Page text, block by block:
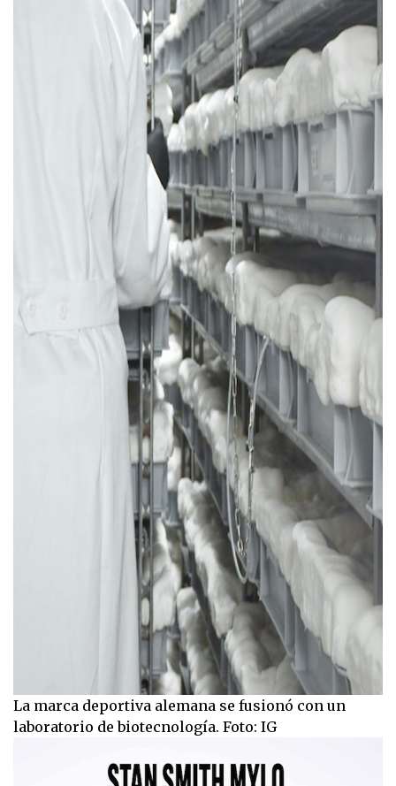
La marca deportiva alemana se fusionó con un
laboratorio de biotecnología. Foto: IG